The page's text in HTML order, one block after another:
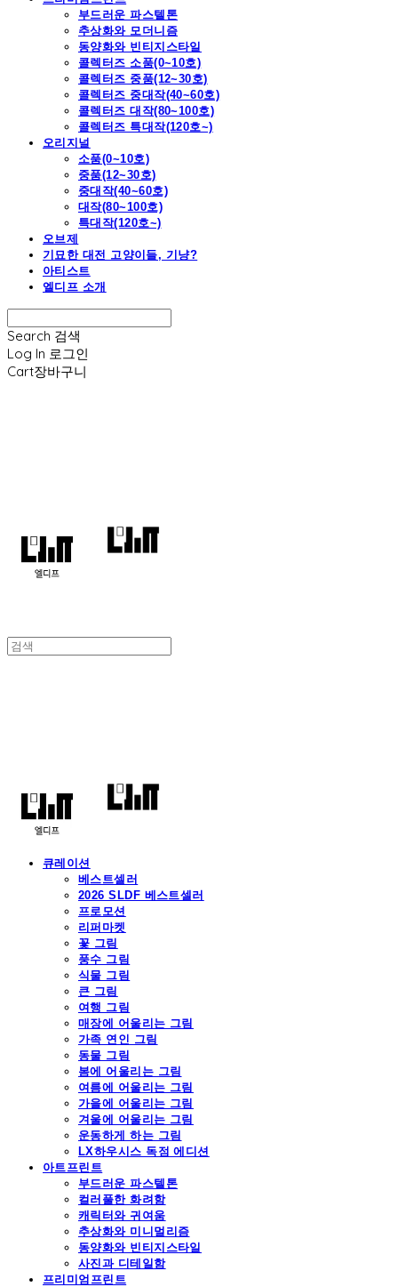
부드러운 파스텔톤
추상화와 모더니즘
동양화와 빈티지스타일
콜렉터즈 소품(0~10호)
콜렉터즈 중품(12~30호)
콜렉터즈 중대작(40~60호)
콜렉터즈 대작(80~100호)
콜렉터즈 특대작(120호~)
오리지널
소품(0~10호)
중품(12~30호)
중대작(40~60호)
대작(80~100호)
특대작(120호~)
오브제
기묘한 대전 고양이들, 기냥?
아티스트
엘디프 소개
Search 검색
Log In 로그인
Cart장바구니
큐레이션
베스트셀러
2026 SLDF 베스트셀러
프로모션
리퍼마켓
꽃 그림
풍수 그림
식물 그림
큰 그림
여행 그림
매장에 어울리는 그림
가족 연인 그림
동물 그림
봄에 어울리는 그림
여름에 어울리는 그림
가을에 어울리는 그림
겨울에 어울리는 그림
운동하게 하는 그림
LX하우시스 독점 에디션
아트프린트
부드러운 파스텔톤
컬러풀한 화려함
캐릭터와 귀여움
추상화와 미니멀리즘
동양화와 빈티지스타일
사진과 디테일함
프리미엄프린트